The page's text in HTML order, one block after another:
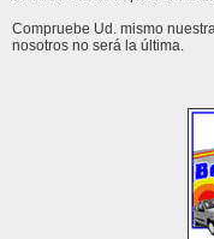
Compruebe Ud. mismo
nosotros no será la última.